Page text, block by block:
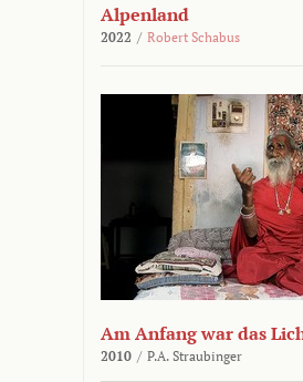
Alpenland
2022 / Robert Schabus
Am Anfang war das
2010 / P.A. Straubinger